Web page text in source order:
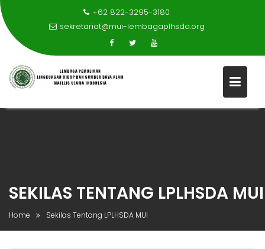
+62 822-3295-3180
sekretariat@mui-lembagaplhsda.org
SEKILAS TENTANG LPLHSDA MUI
Home Sekilas Tentang LPLHSDA MUI